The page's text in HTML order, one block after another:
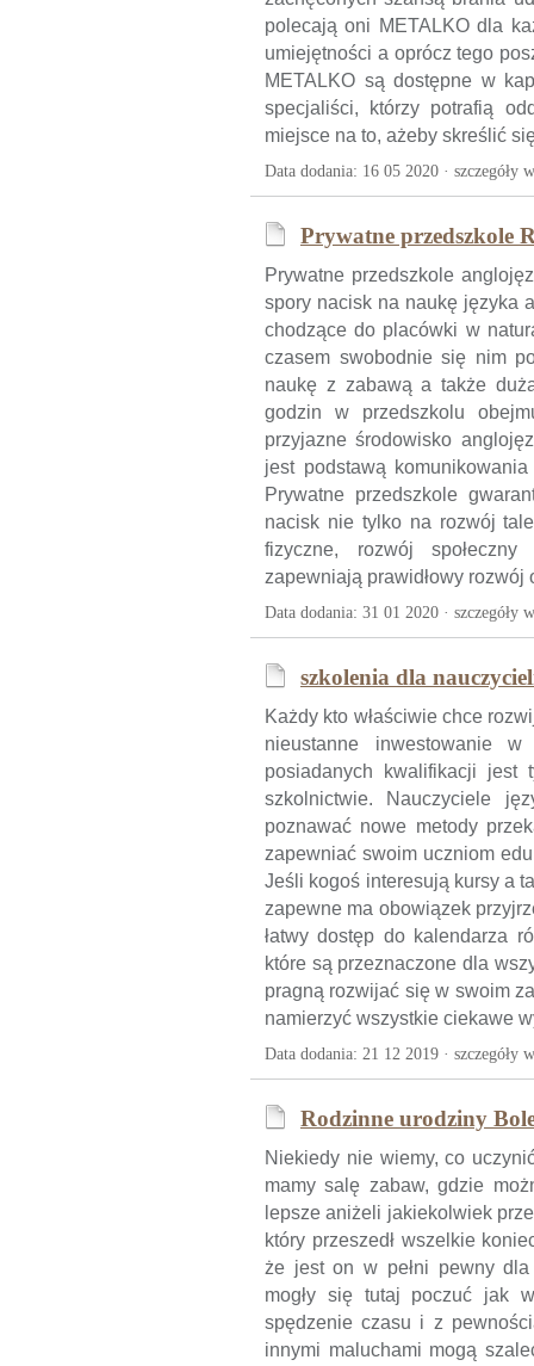
polecają oni METALKO dla
umiejętności a oprócz tego
METALKO są dostępne w
specjaliści, którzy potrafią
miejsce na to, ażeby skreślić
Data dodania: 16 05 2020 · szczegóły
Prywatne przedszkole
Prywatne przedszkole
spory nacisk na naukę języka
chodzące do placówki w
czasem swobodnie się nim
naukę z zabawą a także
godzin w przedszkolu
przyjazne środowisko
jest podstawą
Prywatne przedszkole
nacisk nie tylko na rozwój
fizyczne, rozwój
zapewniają prawidłowy rozwój
Data dodania: 31 01 2020 · szczegóły
szkolenia dla
Każdy kto właściwie chce
nieustanne inwestowanie
posiadanych kwalifikacji
szkolnictwie. Nauczyciele
poznawać nowe metody
zapewniać swoim uczniom
Jeśli kogoś interesują kursy a
zapewne ma obowiązek
łatwy dostęp do kalendarza
które są przeznaczone dla
pragną rozwijać się w swoim
namierzyć wszystkie ciekawe
Data dodania: 21 12 2019 · szczegóły
Rodzinne urodziny
Niekiedy nie wiemy, co
mamy salę zabaw, gdzie
lepsze aniżeli jakiekolwiek
który przeszedł wszelkie
że jest on w pełni pewny dla
mogły się tutaj poczuć jak
spędzenie czasu i z
innymi maluchami mogą